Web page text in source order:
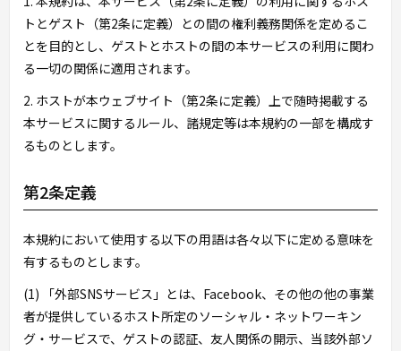
トとゲスト（第2条に定義）との間の権利義務関係を定めるこ
とを目的とし、ゲストとホストの間の本サービスの利用に関わ
る一切の関係に適用されます。
2. ホストが本ウェブサイト（第2条に定義）上で随時掲載する
本サービスに関するルール、諸規定等は本規約の一部を構成す
るものとします。
第2条定義
本規約において使用する以下の用語は各々以下に定める意味を
有するものとします。
(1) 「外部SNSサービス」とは、Facebook、その他の他の事業
者が提供しているホスト所定のソーシャル・ネットワーキン
グ・サービスで、ゲストの認証、友人関係の開示、当該外部ソ